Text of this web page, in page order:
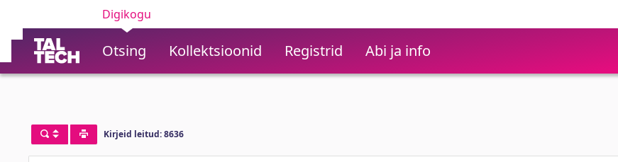
Digikogu
Otsing Kollektsioonid Registrid Abi ja info
Kirjeid leitud: 8636